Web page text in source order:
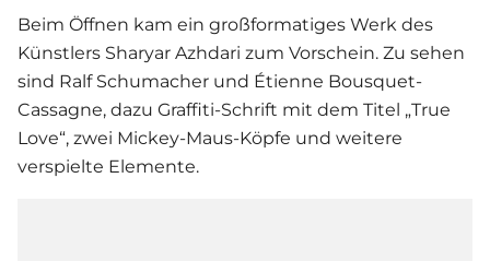
Beim Öffnen kam ein großformatiges Werk des
Künstlers Sharyar Azhdari zum Vorschein. Zu sehen
sind Ralf Schumacher und Étienne Bousquet-
Cassagne, dazu Graffiti-Schrift mit dem Titel „True
Love“, zwei Mickey-Maus-Köpfe und weitere
verspielte Elemente.